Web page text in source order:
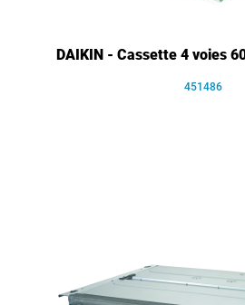
DAIKIN - Cassette 4 voies
451486